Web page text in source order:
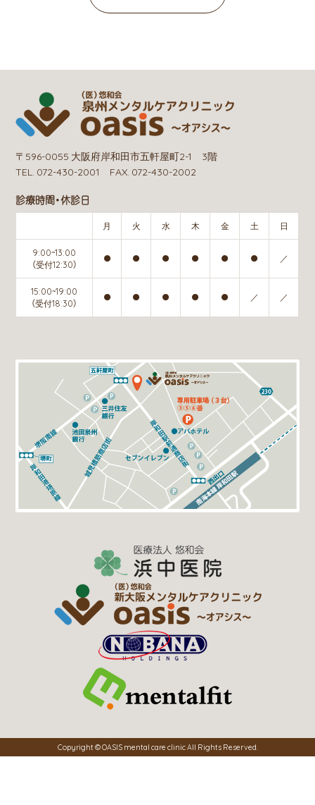
〒596-0055 大阪府岸和田市五軒屋町2-1 3階
TEL. 072-430-2001 FAX. 072-430-2002
診療時間・休診日
月 火 水 木 金 土 日
9:00~13:00
（受付12:30）
● ● ● ● ● ● ／
15:00~19:00
（受付18:30）
● ● ● ● ● ／ ／
Copyright © OASIS mental care clinic All Rights Reserved.